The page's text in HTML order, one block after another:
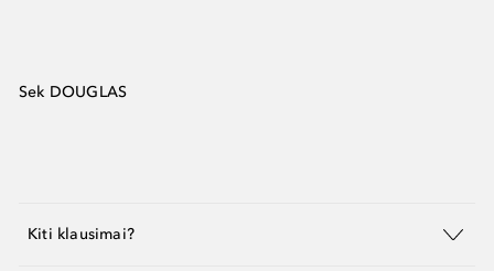
Sek DOUGLAS
Kiti klausimai?